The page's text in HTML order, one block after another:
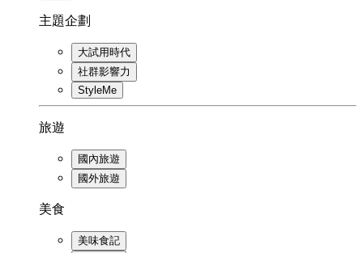
主題企劃
大試用時代
社群影響力
StyleMe
旅遊
國內旅遊
國外旅遊
美食
美味食記